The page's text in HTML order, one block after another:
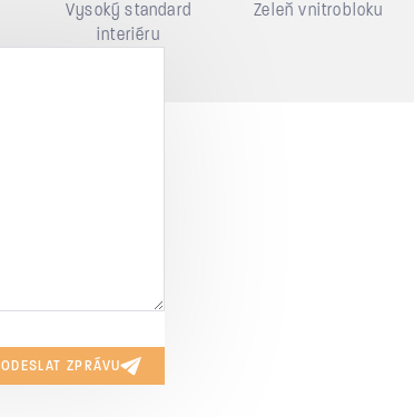
Vysoký standard
interiéru
Zeleň vnitrobloku
ODESLAT ZPRÁVU